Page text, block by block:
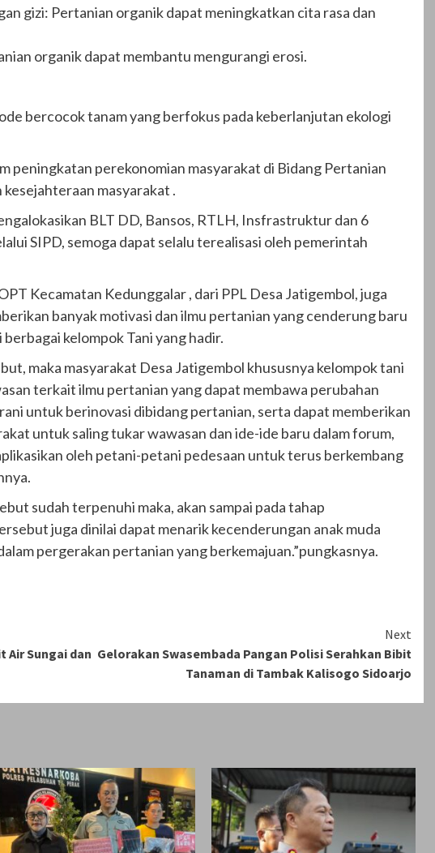
gizi: Pertanian organik dapat meningkatkan cita rasa dan
organik dapat membantu mengurangi erosi.
bercocok tanam yang berfokus pada keberlanjutan ekologi
peningkatan perekonomian masyarakat di Bidang Pertanian
masyarakat .
BLT DD, Bansos, RTLH, Insfrastruktur dan 6
SIPD, semoga dapat selalu terealisasi oleh pemerintah
Kecamatan Kedunggalar , dari PPL Desa Jatigembol, juga
banyak motivasi dan ilmu pertanian yang cenderung baru
kelompok Tani yang hadir.
maka masyarakat Desa Jatigembol khususnya kelompok tani
terkait ilmu pertanian yang dapat membawa perubahan
untuk berinovasi dibidang pertanian, serta dapat memberikan
untuk saling tukar wawasan dan ide-ide baru dalam forum,
oleh petani-petani pedesaan untuk terus berkembang
sudah terpenuhi maka, akan sampai pada tahap
juga dinilai dapat menarik kecenderungan anak muda
pergerakan pertanian yang berkemajuan.”pungkasnya.
Air Sungai dan
Next
Gelorakan Swasembada Pangan Polisi Serahkan Bibit
Tanaman di Tambak Kalisogo Sidoarjo